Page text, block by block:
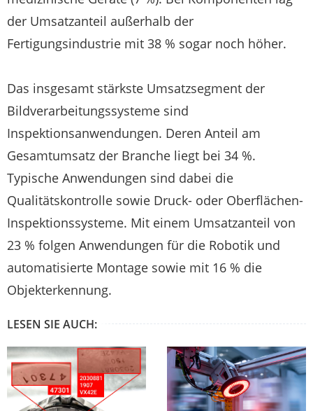
der Umsatzanteil außerhalb der
Fertigungsindustrie mit 38 % sogar noch höher.
Das insgesamt stärkste Umsatzsegment der
Bildverarbeitungssysteme sind
Inspektionsanwendungen. Deren Anteil am
Gesamtumsatz der Branche liegt bei 34 %.
Typische Anwendungen sind dabei die
Qualitätskontrolle sowie Druck- oder Oberflächen-
Inspektionssysteme. Mit einem Umsatzanteil von
23 % folgen Anwendungen für die Robotik und
automatisierte Montage sowie mit 16 % die
Objekterkennung.
LESEN SIE AUCH: